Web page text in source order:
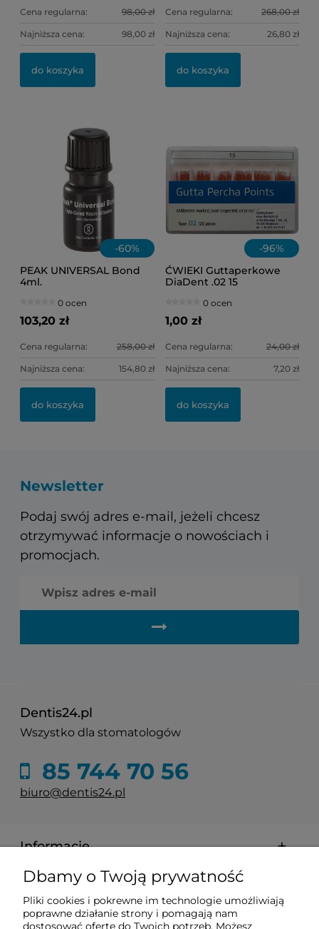
Cena regularna: 98,00 zł
Najniższa cena: 98,00 zł
do koszyka
Cena regularna: 268,00 zł
Najniższa cena: 26,80 zł
do koszyka
-60%
PEAK UNIVERSAL Bond
4ml.
0 ocen
103,20 zł
Cena regularna: 258,00 zł
Najniższa cena: 154,80 zł
do koszyka
-96%
ĆWIEKI Guttaperkowe
DiaDent .02 15
0 ocen
1,00 zł
Cena regularna: 24,00 zł
Najniższa cena: 7,20 zł
do koszyka
Newsletter
Podaj swój adres e-mail, jeżeli chcesz
otrzymywać informacje o nowościach i
promocjach.
Dentis24.pl
Wszystko dla stomatologów
85 744 70 56
biuro@dentis24.pl
Informacje
Zakupy
Dbamy o Twoją prywatność
Pliki cookies i pokrewne im technologie umożliwiają
poprawne działanie strony i pomagają nam
dostosować ofertę do Twoich potrzeb. Możesz